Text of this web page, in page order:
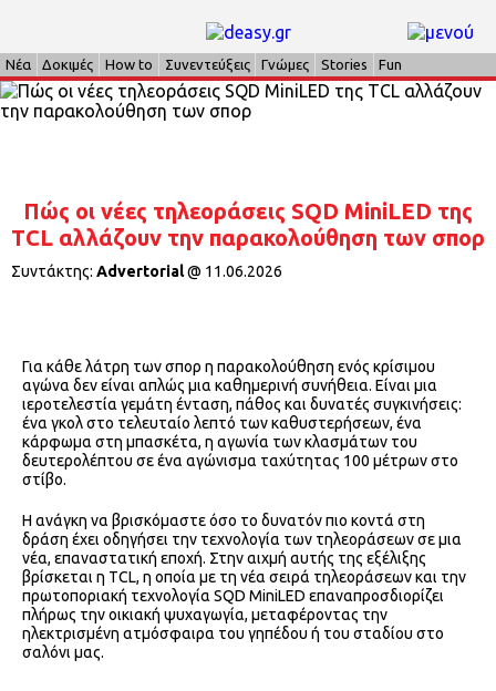
Νέα Δοκιμές How to Συνεντεύξεις Γνώμες Stories Fun
Πώς οι νέες τηλεοράσεις SQD MiniLED της
TCL αλλάζουν την παρακολούθηση των σπορ
Συντάκτης: Advertorial@ 11.06.2026
Για κάθε λάτρη των σπορ η παρακολούθηση ενός κρίσιμου
αγώνα δεν είναι απλώς μια καθημερινή συνήθεια. Είναι μια
ιεροτελεστία γεμάτη ένταση, πάθος και δυνατές συγκινήσεις:
ένα γκολ στο τελευταίο λεπτό των καθυστερήσεων, ένα
κάρφωμα στη μπασκέτα, η αγωνία των κλασμάτων του
δευτερολέπτου σε ένα αγώνισμα ταχύτητας 100 μέτρων στο
στίβο.
Η ανάγκη να βρισκόμαστε όσο το δυνατόν πιο κοντά στη
δράση έχει οδηγήσει την τεχνολογία των τηλεοράσεων σε μια
νέα, επαναστατική εποχή. Στην αιχμή αυτής της εξέλιξης
βρίσκεται η TCL, η οποία με τη νέα σειρά τηλεοράσεων και την
πρωτοποριακή τεχνολογία SQD MiniLED επαναπροσδιορίζει
πλήρως την οικιακή ψυχαγωγία, μεταφέροντας την
ηλεκτρισμένη ατμόσφαιρα του γηπέδου ή του σταδίου στο
σαλόνι μας.